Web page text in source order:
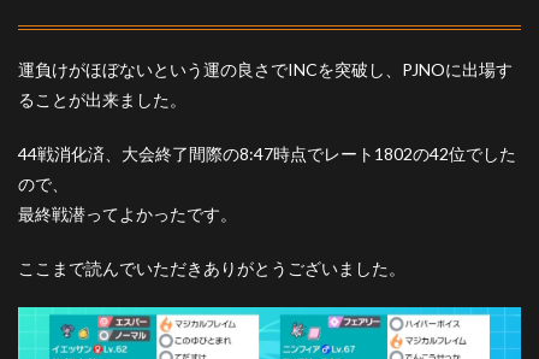
運負けがほぼないという運の良さでINCを突破し、PJNOに出場す
ることが出来ました。
44戦消化済、大会終了間際の8:47時点でレート1802の42位でした
ので、
最終戦潜ってよかったです。
ここまで読んでいただきありがとうございました。